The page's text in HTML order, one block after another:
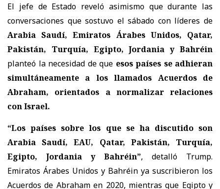
El jefe de Estado reveló asimismo que durante las
conversaciones que sostuvo el sábado con líderes de
Arabia Saudí,Emiratos Árabes Unidos, Qatar,
Pakistán, Turquía, Egipto,Jordania yBahréin
planteó la necesidad de que esos países se adhieran
simultáneamente a los llamados Acuerdos de
Abraham, orientados a normalizar relaciones
conIsrael.
“Los países sobre los que se ha discutido son
Arabia Saudí, EAU, Qatar, Pakistán, Turquía,
Egipto, Jordania y Bahréin”, detalló Trump.
Emiratos Árabes Unidos y Bahréin ya suscribieron los
Acuerdos de Abraham en 2020, mientras que Egipto y